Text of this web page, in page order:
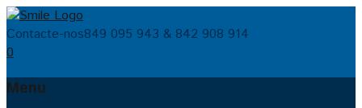
Contacte-nos849 095 943 & 842 908 914
0
Menu